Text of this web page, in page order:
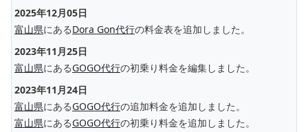
2025年12月05日
富山県にあるDora Gon代行の料金表を追加しました。
2023年11月25日
富山県にあるGOGO代行の初乗り料金を編集しました。
2023年11月24日
富山県にあるGOGO代行の追加料金を追加しました。
富山県にあるGOGO代行の初乗り料金を追加しました。